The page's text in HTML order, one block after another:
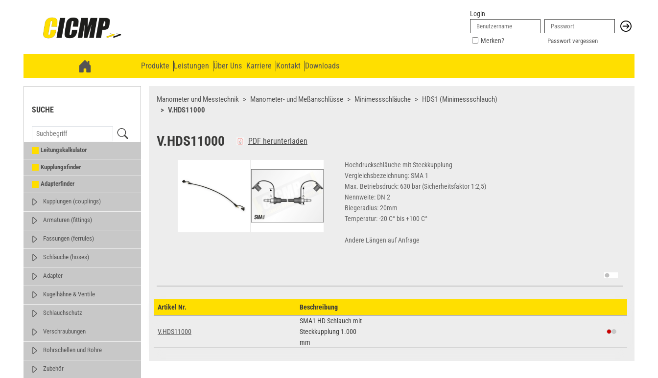
Login
Merken? Passwort vergessen
Produkte Leistungen Über Uns Karriere Kontakt Downloads
SUCHE
Leitungskalkulator
Kupplungsfinder
Adapterfinder
Kupplungen (couplings)
Armaturen (fittings)
Fassungen (ferrules)
Schläuche (hoses)
Adapter
Kugelhähne & Ventile
Schlauchschutz
Verschraubungen
Rohrschellen und Rohre
Zubehör
Manometer und Messtechnik Manometer- und Meßanschlüsse Minimessschläuche
HDS1 (Minimessschlauch)
V.HDS11000
V.HDS11000 PDF herunterladen
Hochdruckschläuche mit Steckkupplung
Vergleichsbezeichnung: SMA 1
Max. Betriebsdruck: 630 bar (Sicherheitsfaktor 1:2,5)
Nennweite: DN 2
Biegeradius: 20mm
Temperatur: -20 C° bis +100 C°
Andere Längen auf Anfrage
Artikel Nr. Beschreibung
V.HDS11000
SMA1 HD-Schlauch mit
Steckkupplung 1.000
mm